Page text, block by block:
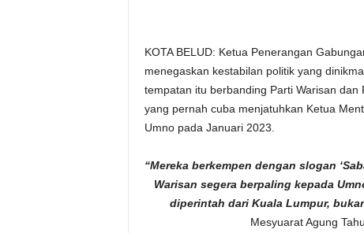
KOTA BELUD: Ketua Penerangan
menegaskan kestabilan politik yang
tempatan itu berbanding Parti Warisan
yang pernah cuba menjatuhkan Ketua
Umno pada Januari 2023.
“Mereka berkempen dengan slogan
Warisan segera berpaling kepada
diperintah dari Kuala Lumpur,
Mesyuarat Agung